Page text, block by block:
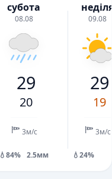
субота
08.08
29
20
3м/с
💧84% 2.5мм
09.08
29
19
3м/с
💧24%